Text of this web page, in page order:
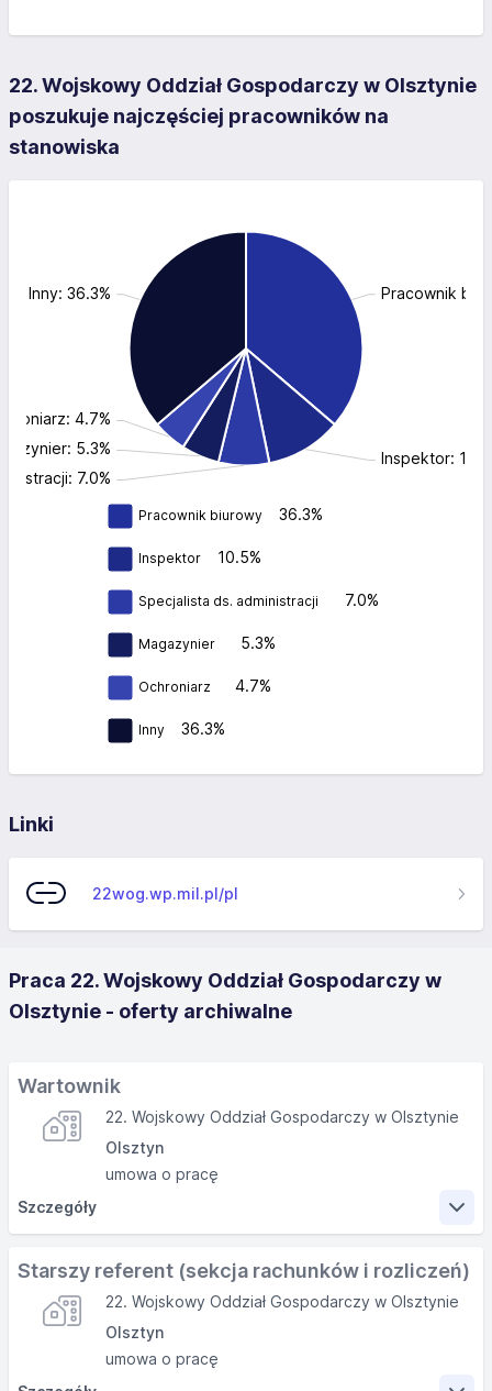
22. Wojskowy Oddział Gospodarczy w Olsztynie
poszukuje najczęściej pracowników na
stanowiska
Pracownik
Inspektor:
7.0%
5.3%
4.7%
Inny: 36.3%
Pracownik biurowy 36.3%
Inspektor 10.5%
Specjalista ds. administracji 7.0%
Magazynier 5.3%
Ochroniarz 4.7%
Inny 36.3%
Linki
22wog.wp.mil.pl/pl
Praca 22. Wojskowy Oddział Gospodarczy w
Olsztynie - oferty archiwalne
Wartownik
22. Wojskowy Oddział Gospodarczy w Olsztynie
Olsztyn
umowa o pracę
Szczegóły
Zakres obowiązków
Skuteczne zapewnienie ochrony obiektu i mienia
Godziny pracy 7:30-20:00; 19:30-8:00
Wymagania
Starszy referent (sekcja rachunków i rozliczeń)
22. Wojskowy Oddział Gospodarczy w Olsztynie
Olsztyn
umowa o pracę